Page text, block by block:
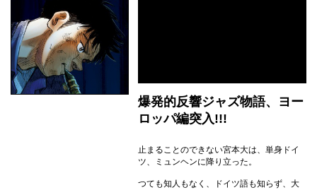
爆発的反響ジャズ物語、ヨー
ロッパ編突入!!!
止まることのできない宮本大は、単身ドイ
ツ、ミュンヘンに降り立った。
つても知人もなく、ドイツ語も知らず、大